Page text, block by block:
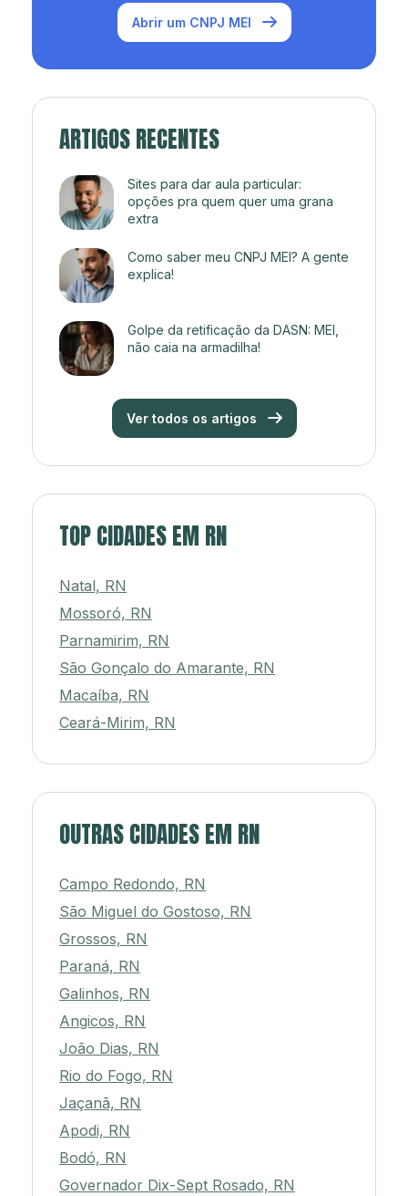
Abrir um CNPJ MEI
ARTIGOS RECENTES
Sites para dar aula particular:
opções pra quem quer uma grana
extra
Como saber meu CNPJ MEI? A gente
explica!
Golpe da retificação da DASN: MEI,
não caia na armadilha!
Ver todos os artigos
TOP CIDADES EM RN
Natal, RN
Mossoró, RN
Parnamirim, RN
São Gonçalo do Amarante, RN
Macaíba, RN
Ceará-Mirim, RN
OUTRAS CIDADES EM RN
Campo Redondo, RN
São Miguel do Gostoso, RN
Grossos, RN
Paraná, RN
Galinhos, RN
Angicos, RN
João Dias, RN
Rio do Fogo, RN
Jaçanã, RN
Apodi, RN
Bodó, RN
Governador Dix-Sept Rosado, RN